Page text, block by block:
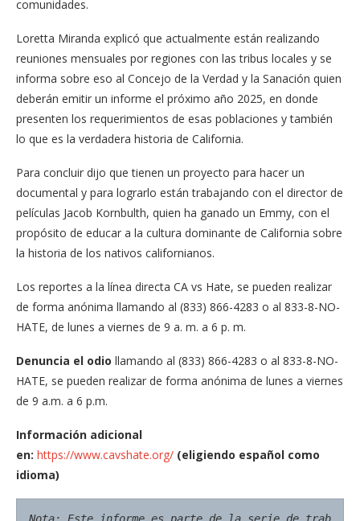
comunidades.
Loretta Miranda explicó que actualmente están realizando
reuniones mensuales por regiones con las tribus locales y se
informa sobre eso al Concejo de la Verdad y la Sanación quien
deberán emitir un informe el próximo año 2025, en donde
presenten los requerimientos de esas poblaciones y también
lo que es la verdadera historia de California.
Para concluir dijo que tienen un proyecto para hacer un
documental y para lograrlo están trabajando con el director de
películas Jacob Kornbulth, quien ha ganado un Emmy, con el
propósito de educar a la cultura dominante de California sobre
la historia de los nativos californianos.
Los reportes a la línea directa CA vs Hate, se pueden realizar
de forma anónima llamando al (833) 866-4283 o al 833-8-NO-
HATE, de lunes a viernes de 9 a. m. a 6 p. m.
Denuncia el odio llamando al (833) 866-4283 o al 833-8-NO-
HATE, se pueden realizar de forma anónima de lunes a viernes
de 9 a.m. a 6 p.m.
Información adicional
en: https://www.cavshate.org/ (eligiendo español como
idioma)